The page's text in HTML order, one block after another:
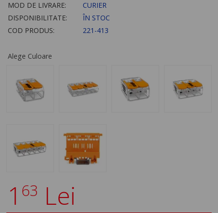
MOD DE LIVRARE:
CURIER
DISPONIBILITATE:
ÎN STOC
COD PRODUS:
221-413
Alege Culoare
1 63 Lei